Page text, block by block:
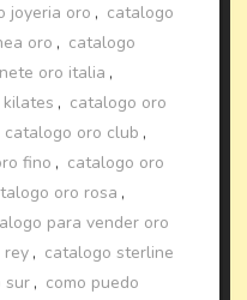
joyeria oro , catalogo
oro , catalogo
oro italia ,
, catalogo oro
catalogo oro club ,
fino , catalogo oro
oro rosa ,
para vender oro
rey , catalogo sterline
sur , como puedo